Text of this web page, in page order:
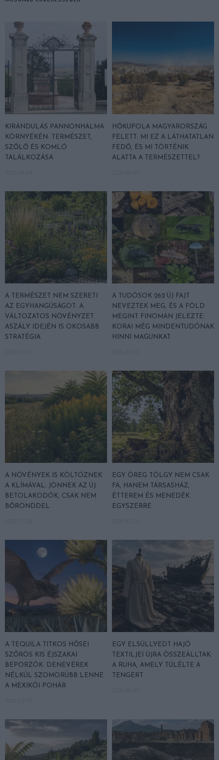
KIRÁNDULÁS PANNONHALMA
KÖRNYÉKÉN: TERMÉSZET,
SZŐLŐ ÉS KOMLÓ
TALÁLKOZÁSA
HŐKUPOLA MAGYARORSZÁG
FELETT: MI EZ A LÁTHATATLAN
FEDŐ, ÉS MI TÖRTÉNIK
ALATTA A TERMÉSZETTEL?
A TERMÉSZET NEM SZERETI
AZ EGYHANGÚSÁGOT: A
VÁLTOZATOS NÖVÉNYZET
ASZÁLY IDEJÉN IS OKOSABB
STRATÉGIA
A TUDÓSOK 262 ÚJ FAJT
NEVEZTEK MEG, ÉS A FÖLD
MEGINT FINOMAN JELEZTE:
KORAI MÉG MINDENTUDÓNAK
HINNI MAGUNKAT
A NÖVÉNYEK IS KÖLTÖZNEK
A KLÍMÁVAL: JÖNNEK AZ ÚJ
BETOLAKODÓK, CSAK NEM
BŐRÖNDDEL
EGY ÖREG TÖLGY NEM CSAK
FA, HANEM TÁRSASHÁZ,
ÉTTEREM ÉS MENEDÉK
EGYSZERRE
A TEQUILA TITKOS HŐSEI
SZŐRÖS KIS ÉJSZAKAI
BEPORZÓK: DENEVÉREK
NÉLKÜL SZOMORÚBB LENNE
A MEXIKÓI POHÁR
EGY ELSÜLLYEDT HAJÓ
TEXTILJEI ÚJRA ÖSSZEÁLLTAK:
A RUHA, AMELY TÚLÉLTE A
TENGERT